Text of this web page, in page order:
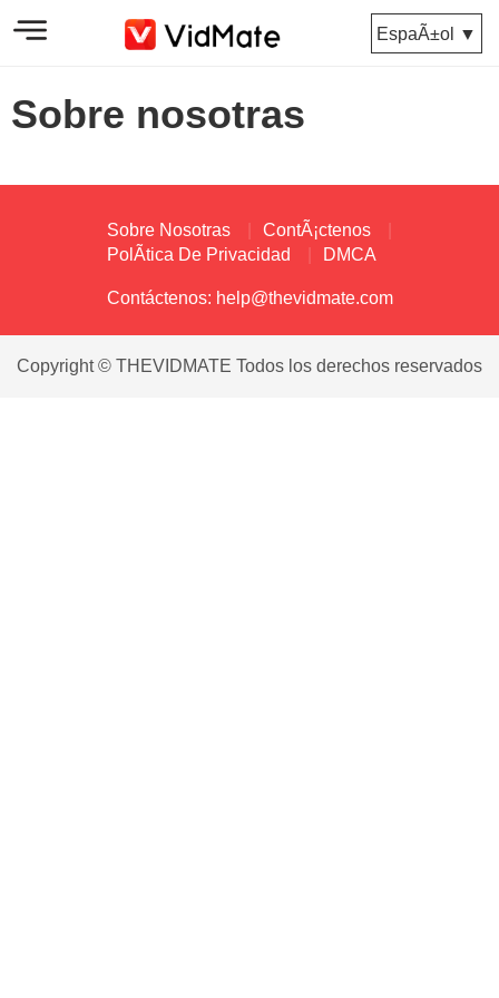
EspaÃ±ol ▼
Sobre nosotras
Sobre Nosotras
ContÃ¡ctenos
PolÃ­tica De Privacidad
DMCA
Contáctenos: help@thevidmate.com
Copyright © THEVIDMATE Todos los derechos reservados